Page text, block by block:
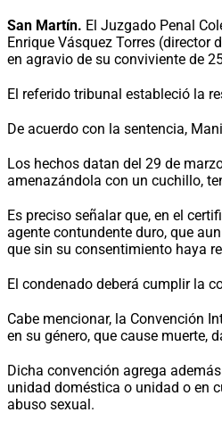
San Martín. El Juzgado Penal
Enrique Vásquez Torres
en agravio de su conviviente de
El referido tribunal estableció la
De acuerdo con la sentencia,
Los hechos datan del 29 de
amenazándola con un cuchillo,
Es preciso señalar que, en el
agente contundente duro, que
que sin su consentimiento haya
El condenado deberá cumplir la
Cabe mencionar, la Convención
en su género, que cause
Dicha convención agrega
unidad doméstica o unidad o en
abuso sexual.